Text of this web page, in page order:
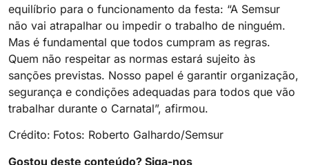
equilíbrio para o funcionamento da festa: “A Semsur
não vai atrapalhar ou impedir o trabalho de ninguém.
Mas é fundamental que todos cumpram as regras.
Quem não respeitar as normas estará sujeito às
sanções previstas. Nosso papel é garantir organização,
segurança e condições adequadas para todos que vão
trabalhar durante o Carnatal”, afirmou.
Crédito: Fotos: Roberto Galhardo/Semsur
Gostou deste conteúdo? Siga-nos